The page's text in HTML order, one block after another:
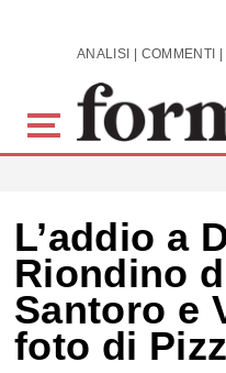
Skip to main content
L’addio a
Riondino
Santoro e
foto di